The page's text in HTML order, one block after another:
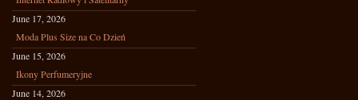
June 17, 2026
Moda Plus Size na Co Dzień
June 15, 2026
Ikony Perfumeryjne
June 14, 2026